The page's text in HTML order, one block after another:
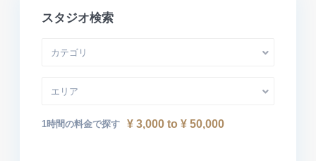
スタジオ検索
カテゴリ
エリア
1時間の料金で探す ¥ 3,000 to ¥ 50,000